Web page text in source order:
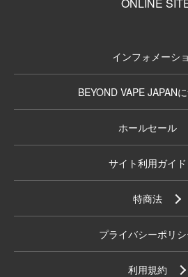
インフォメーシ
BEYOND VAPE JAPAN
ホールセール
サイト利用ガイド
特商法
プライバシーポリ
利用規約